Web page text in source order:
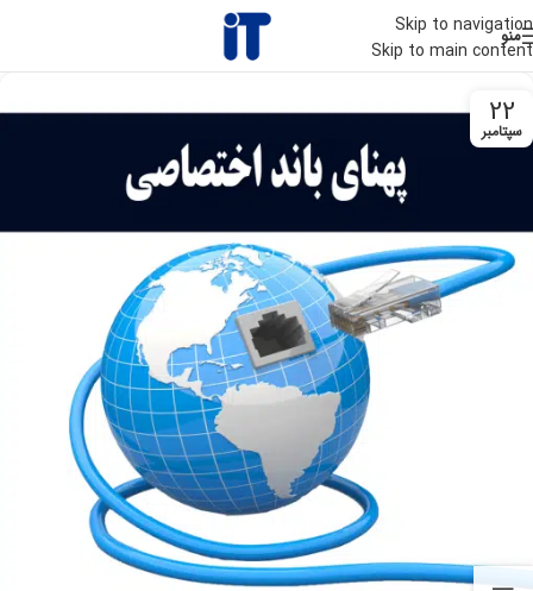
Skip to navigation
Skip to main content
منو
22
سپتامبر